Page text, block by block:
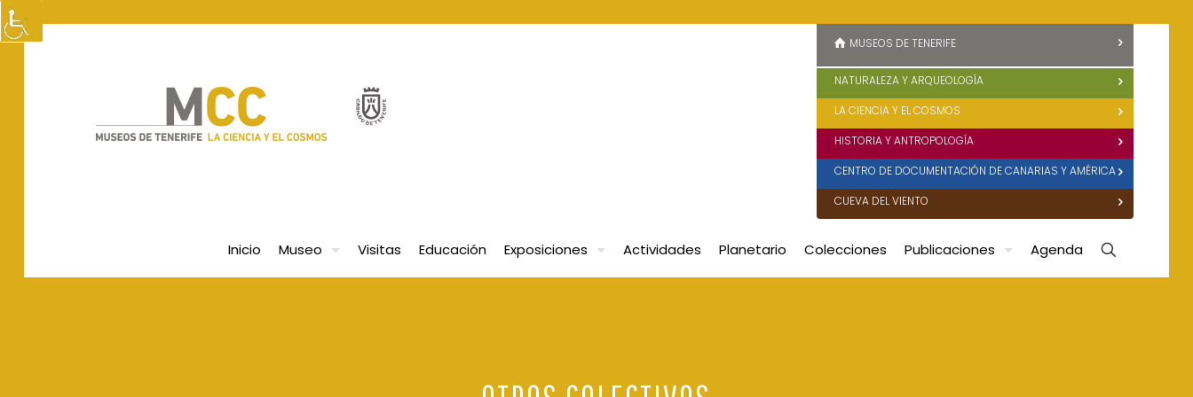
Inicio Museo Visitas Educación Exposiciones Actividades Planetario Colecciones Publicaciones Agenda
MUSEOS DE TENERIFE
NATURALEZA Y ARQUEOLOGÍA
LA CIENCIA Y EL COSMOS
HISTORIA Y ANTROPOLOGÍA
CENTRO DE DOCUMENTACIÓN DE CANARIAS Y AMÉRICA
CUEVA DEL VIENTO